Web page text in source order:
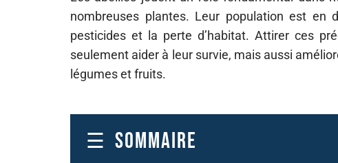
nombreuses plantes. Leur population est
pesticides et la perte d’habitat. Attirer ces
seulement aider à leur survie, mais aussi
légumes et fruits.
SOMMAIRE